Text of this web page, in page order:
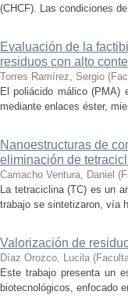
(CHCF). Las condiciones
Evaluación de la
residuos con alto
Torres Ramírez, Sergio (
El poliácido málico (PMA)
mediante enlaces éster,
Nanoestructuras de
eliminación de
Camacho Ventura, Daniel (
La tetraciclina (TC) es un
trabajo se sintetizaron, vía
Valorización de
Díaz Orozco, Lucila (
Este trabajo presenta un
biotecnológicos, enfocado